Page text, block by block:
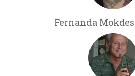
Fernanda